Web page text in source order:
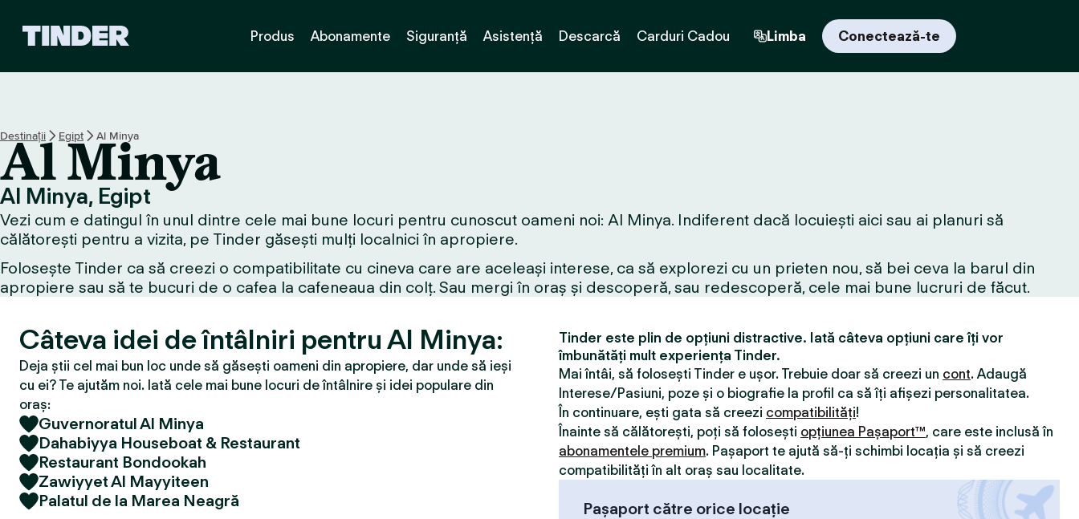
i
n
r
Produs Abonamente Siguranță Asistență Descarcă Carduri Cadou Limba Conectează-te
Destinații Egipt Al Minya
Al Minya
Al Minya, Egipt
Vezi cum e datingul în unul dintre cele mai bune locuri pentru cunoscut oameni noi: Al Minya. Indiferent dacă locuiești aici sau ai planuri să
călătorești pentru a vizita, pe Tinder găsești mulți localnici în apropiere.
Folosește Tinder ca să creezi o compatibilitate cu cineva care are aceleași interese, ca să explorezi cu un prieten nou, să bei ceva la barul din
apropiere sau să te bucuri de o cafea la cafeneaua din colț. Sau mergi în oraș și descoperă, sau redescoperă, cele mai bune lucruri de făcut.
Câteva idei de întâlniri pentru Al Minya:
Deja știi cel mai bun loc unde să găsești oameni din apropiere, dar unde să ieși
cu ei? Te ajutăm noi. Iată cele mai bune locuri de întâlnire și idei populare din
oraș:
Guvernoratul Al Minya
Dahabiyya Houseboat & Restaurant
Restaurant Bondookah
Zawiyyet Al Mayyiteen
Palatul de la Marea Neagră
Tinder este plin de opțiuni distractive. Iată câteva opțiuni care îți vor
îmbunătăți mult experiența Tinder.
Mai întâi, să folosești Tinder e ușor. Trebuie doar să creezi un cont. Adaugă
Interese/Pasiuni, poze și o biografie la profil ca să îți afișezi personalitatea.
În continuare, ești gata să creezi compatibilităţi!
Înainte să călătorești, poți să folosești opțiunea Pașaport™, care este inclusă în
abonamentele premium. Pașaport te ajută să-ți schimbi locația și să creezi
compatibilităţi în alt oraș sau localitate.
Pașaport către orice locație